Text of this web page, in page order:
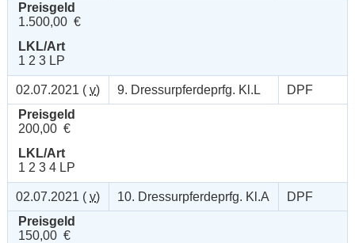
Preisgeld
1.500,00 €
LKL/Art
1 2 3 LP
02.07.2021 ( v) 9. Dressurpferdeprfg. Kl.L
DPF
Preisgeld
200,00 €
LKL/Art
1 2 3 4 LP
02.07.2021 ( v) 10. Dressurpferdeprfg. Kl.A
DPF
Preisgeld
150,00 €